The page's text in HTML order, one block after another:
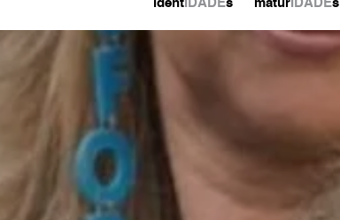
identIDADEs maturIDADEs